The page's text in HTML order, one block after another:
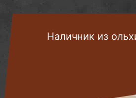
Наличник из